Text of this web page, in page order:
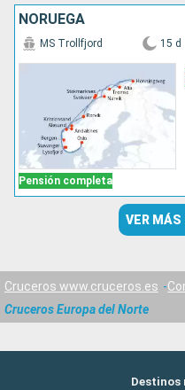
NORUEGA
Pensión completa
MS Trollfjord 15 d
VER MÁS
Cruceros www.cruceros.es
Cruceros Europa del Norte
Destinos